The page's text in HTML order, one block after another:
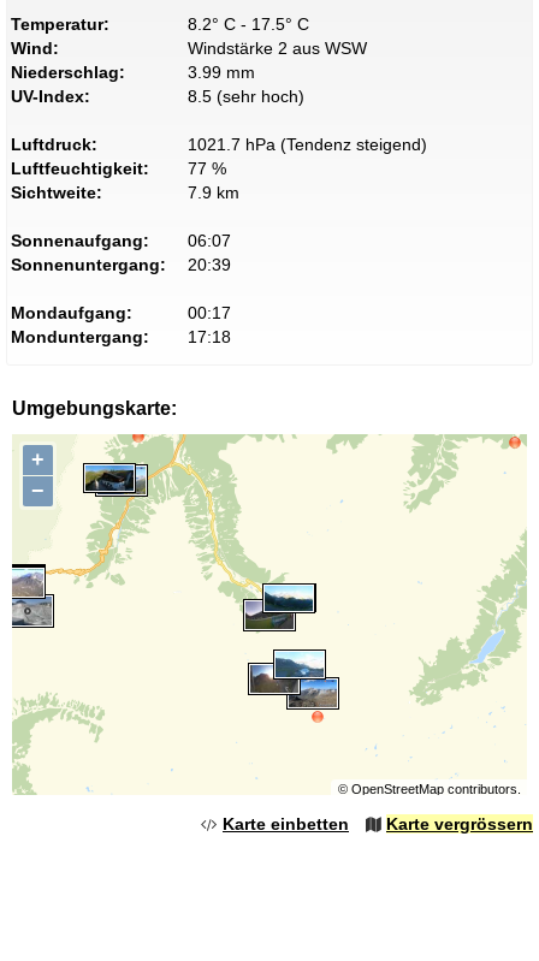
Temperatur:
8.2° C - 17.5° C
Wind:
Windstärke 2 aus WSW
Niederschlag:
3.99 mm
UV-Index:
8.5 (sehr hoch)
Luftdruck:
1021.7 hPa (Tendenz steigend)
Luftfeuchtigkeit:
77 %
Sichtweite:
7.9 km
Sonnenaufgang:
06:07
Sonnenuntergang:
20:39
Mondaufgang:
00:17
Monduntergang:
17:18
Umgebungskarte:
+
−
© OpenStreetMapcontributors.
Karte einbetten Karte vergrössern